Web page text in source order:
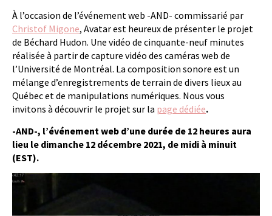
À l’occasion de l’événement web -AND- commissarié par
Christof Migone, Avatar est heureux de présenter le projet
de Béchard Hudon. Une vidéo de cinquante-neuf minutes
réalisée à partir de capture vidéo des caméras web de
l’Université de Montréal. La composition sonore est un
mélange d’enregistrements de terrain de divers lieux au
Québec et de manipulations numériques. Nous vous
invitons à découvrir le projet sur la page dédiée.
-AND-, l’événement web d’une durée de 12 heures aura
lieu le dimanche 12 décembre 2021, de midi à minuit
(EST).